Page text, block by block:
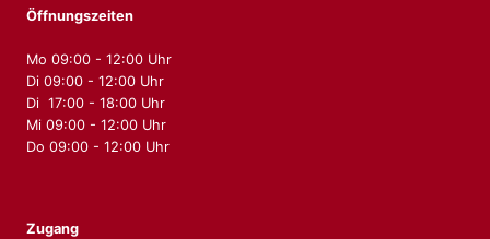
Öffnungszeiten
Mo 09:00 - 12:00 Uhr
Di 09:00 - 12:00 Uhr
Di 17:00 - 18:00 Uhr
Mi 09:00 - 12:00 Uhr
Do 09:00 - 12:00 Uhr
Zugang